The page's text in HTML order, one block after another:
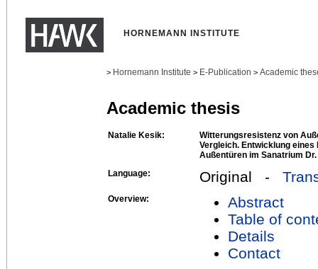
HORNEMANN INSTITUTE
> Hornemann Institute > E-Publication > Academic
Academic thesis
Natalie Kesik:
Witterungsresistenz von
Vergleich. Entwicklung
Außentüren im Sanatrium
Language:
Original -
Overview:
Abstract
Table of
Details
Contact